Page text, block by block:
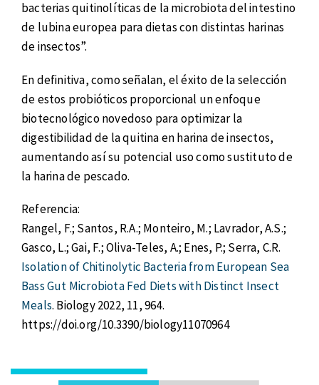
bacterias quitinolíticas de la microbiota del intestino
de lubina europea para dietas con distintas harinas
de insectos”.
En definitiva, como señalan, el éxito de la selección
de estos probióticos proporcional un enfoque
biotecnológico novedoso para optimizar la
digestibilidad de la quitina en harina de insectos,
aumentando así su potencial uso como sustituto de
la harina de pescado.
Referencia:
Rangel, F.; Santos, R.A.; Monteiro, M.; Lavrador, A.S.;
Gasco, L.; Gai, F.; Oliva-Teles, A.; Enes, P.; Serra, C.R.
Isolation of Chitinolytic Bacteria from European Sea
Bass Gut Microbiota Fed Diets with Distinct Insect
Meals. Biology 2022, 11, 964.
https://doi.org/10.3390/biology11070964